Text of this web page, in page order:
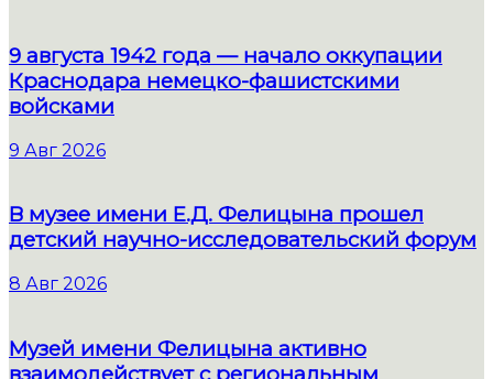
9 августа 1942 года — начало оккупации
Краснодара немецко-фашистскими
войсками
9 Авг 2026
В музее имени Е.Д. Фелицына прошел
детский научно-исследовательский форум
8 Авг 2026
Музей имени Фелицына активно
взаимодействует с региональным